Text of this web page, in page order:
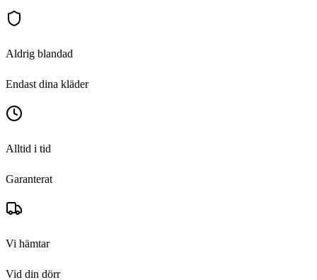
Aldrig blandad
Endast dina kläder
Alltid i tid
Garanterat
Vi hämtar
Vid din dörr